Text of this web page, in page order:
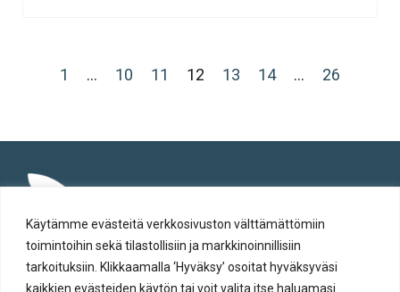
Käytämme evästeitä verkkosivuston välttämättömiin
toimintoihin sekä tilastollisiin ja markkinoinnillisiin
tarkoituksiin. Klikkaamalla ‘Hyväksy’ osoitat hyväksyväsi
kaikkien evästeiden käytön tai voit valita itse haluamasi
1 … 10 11 12 13 14 … 26